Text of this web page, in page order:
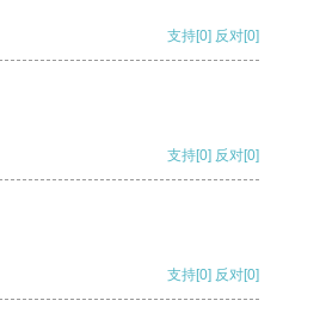
支持[0] 反对[0]
支持[0] 反对[0]
支持[0] 反对[0]